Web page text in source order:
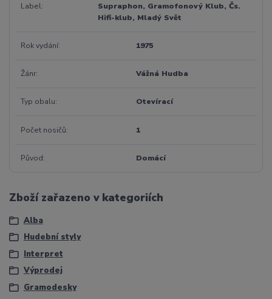
Label
Supraphon, Gramofonový Klub, Čs.
Hifi-klub, Mladý Svět
Rok vydání 1975
Žánr Vážná Hudba
Typ obalu Otevírací
Počet nosičů 1
Původ Domácí
Zboží zařazeno v kategoriích
Alba
Hudební styly
Interpret
Výprodej
Gramodesky